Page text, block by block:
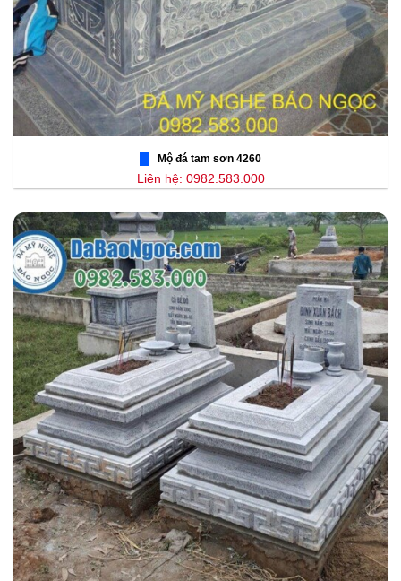
Mộ đá tam sơn 4260
Liên hệ: 0982.583.000